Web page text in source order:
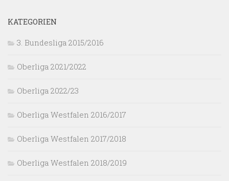
KATEGORIEN
3. Bundesliga 2015/2016
Oberliga 2021/2022
Oberliga 2022/23
Oberliga Westfalen 2016/2017
Oberliga Westfalen 2017/2018
Oberliga Westfalen 2018/2019